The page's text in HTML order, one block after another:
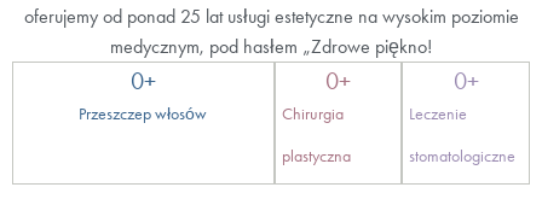
oferujemy od ponad 25 lat usługi estetyczne na wysokim poziomie
medycznym, pod hasłem „Zdrowe piękno!
Przeszczep włosów
0+
Chirurgia
plastyczna
0+
Leczenie
stomatologiczne
0+